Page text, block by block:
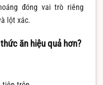
đóng vai trò riêng
lột xác.
ăn hiệu quả hơn?